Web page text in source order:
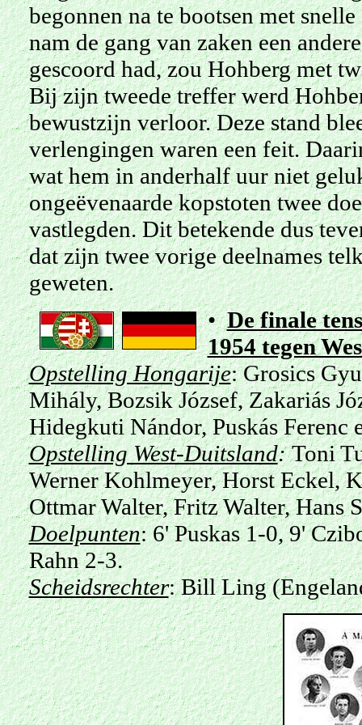
begonnen na te bootsen met
nam de gang van zaken een
gescoord had, zou Hohberg met
Bij zijn tweede treffer werd
bewustzijn verloor. Deze stand
verlengingen waren een feit.
wat hem in anderhalf uur niet
ongeëvenaarde kopstoten twee
vastlegden. Dit betekende dus
dat zijn twee vorige deelnames
geweten.
•De finale
1954 tegen
Opstelling Hongarije: Grosics
Mihály, Bozsik József, Zakariás
Hidegkuti Nándor, Puskás Ferenc
Opstelling West-Duitsland:Toni
Werner Kohlmeyer, Horst Eckel,
Ottmar Walter, Fritz Walter, Hans
Doelpunten: 6' Puskas 1-0, 9'
Rahn 2-3.
Scheidsrechter: Bill Ling